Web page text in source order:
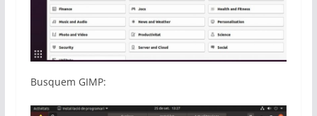
Busquem GIMP: